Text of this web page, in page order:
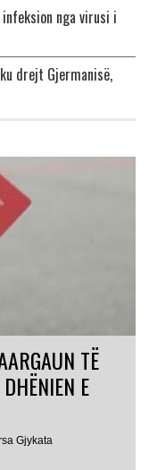
nga virusi i
drejt Gjermanisë,
TË
E
Gjykata